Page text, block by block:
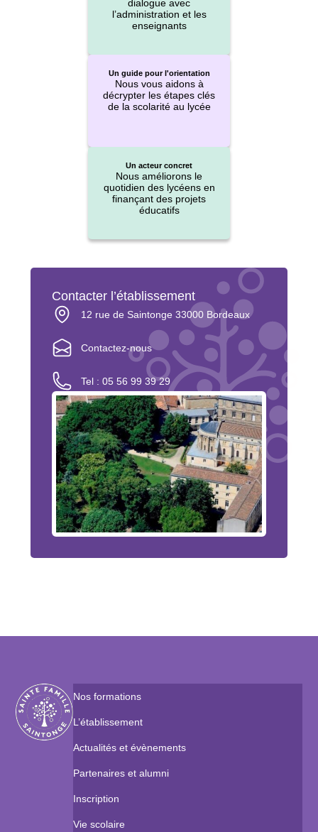
dialogue avec
l’administration et les
enseignants
Un guide pour l'orientation
Nous vous aidons à
décrypter les étapes clés
de la scolarité au lycée
Un acteur concret
Nous améliorons le
quotidien des lycéens en
finançant des projets
éducatifs
Contacter l’établissement
12 rue de Saintonge 33000 Bordeaux
Contactez-nous
Tel : 05 56 99 39 29
Nos formations
L’établissement
Actualités et évènements
Partenaires et alumni
Inscription
Vie scolaire